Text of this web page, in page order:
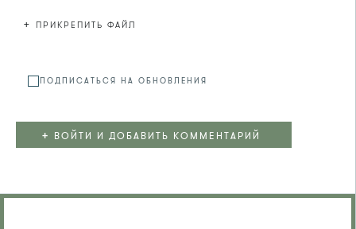
+ ПРИКРЕПИТЬ ФАЙЛ
ПОДПИСАТЬСЯ НА ОБНОВЛЕНИЯ
+ ВОЙТИ И ДОБАВИТЬ КОММЕНТАРИЙ